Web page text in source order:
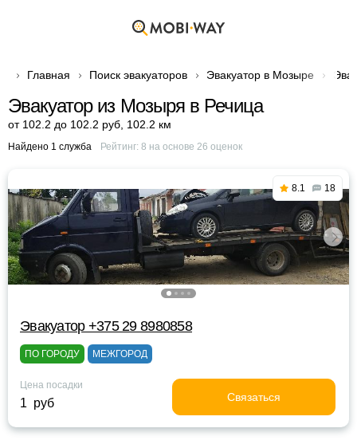
Главная Поиск эвакуаторов Эвакуатор в Мозыре
Эвакуатор из Мозыря в Речица
от 102.2 до 102.2 руб 102.2 км
Найдено 1 служба Рейтинг: 8 на основе 26 оценок
8.1 18
Эвакуатор +375 29 8980858
ПО ГОРОДУ МЕЖГОРОД
Цена посадки
1 руб Связаться